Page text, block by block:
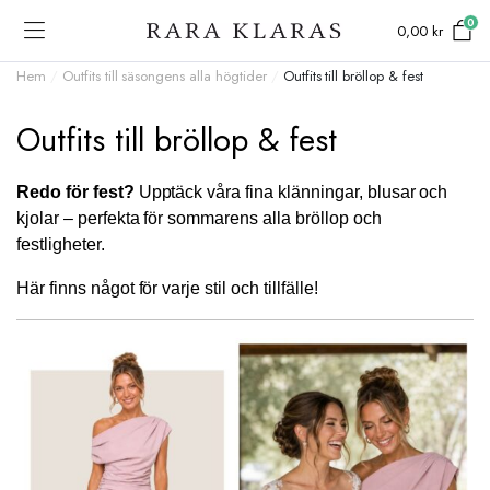
0,00kr 0
Hem Outfits till säsongens alla högtider/ Outfits till bröllop & fest
Outfits till bröllop & fest
Redo för fest? Upptäck våra fina klänningar, blusar och
kjolar – perfekta för sommarens alla bröllop och
festligheter.
Här finns något för varje stil och tillfälle!